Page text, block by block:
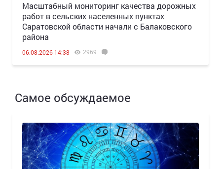
Масштабный мониторинг качества дорожных
работ в сельских населенных пунктах
Саратовской области начали с Балаковского
района
06.08.2026 14:38 2969
Самое обсуждаемое